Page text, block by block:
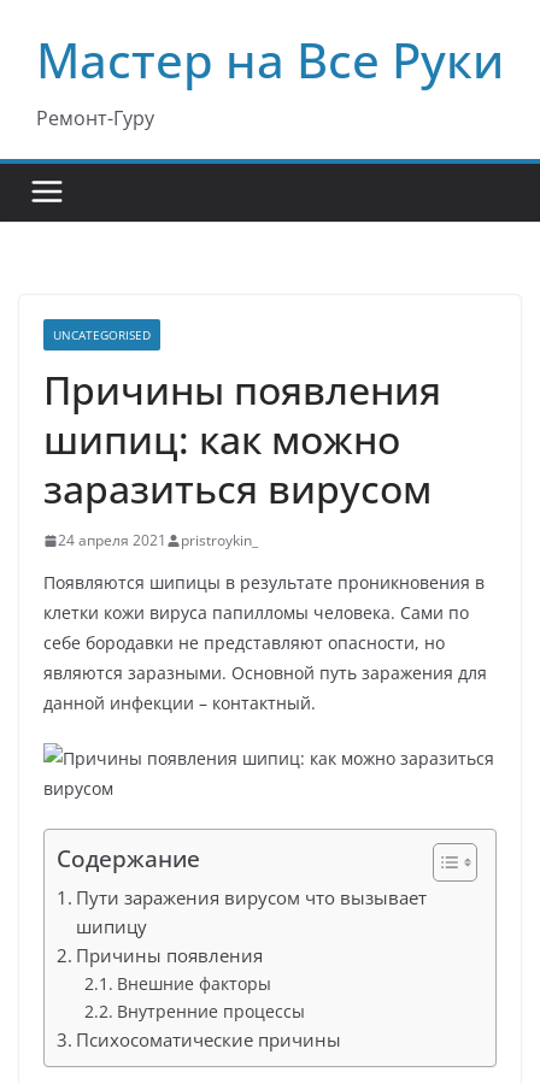
содержимому
Мастер на Все Руки
Ремонт-Гуру
UNCATEGORISED
Причины появления
шипиц: как можно
заразиться вирусом
24 апреля 2021 pristroykin_
Появляются шипицы в результате проникновения в
клетки кожи вируса папилломы человека. Сами по
себе бородавки не представляют опасности, но
являются заразными. Основной путь заражения для
данной инфекции – контактный.
Содержание
Пути заражения вирусом что вызывает
шипицу
Причины появления
Внешние факторы
Внутренние процессы
Психосоматические причины